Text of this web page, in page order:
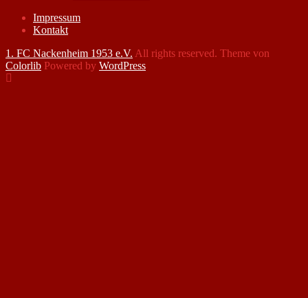
Impressum
Kontakt
1. FC Nackenheim 1953 e.V. All rights reserved. Theme von
Colorlib Powered by WordPress